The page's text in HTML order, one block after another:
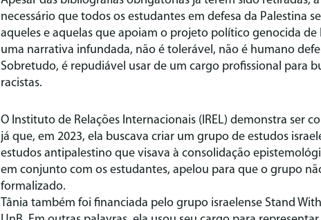
necessário que todos os estudantes em defesa da Palestina
aqueles e aquelas que apoiam o projeto político genocida
uma narrativa infundada, não é tolerável, não é humano
Sobretudo, é repudiável usar de um cargo profissional para
racistas.
O Instituto de Relações Internacionais (IREL) demonstra ser
já que, em 2023, ela buscava criar um grupo de estudos
estudos antipalestino que visava à consolidação
em conjunto com os estudantes, apelou para que o grupo
formalizado.
Tânia também foi financiada pelo grupo israelense Stand